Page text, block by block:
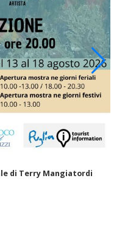
di Terry Mangiatordi